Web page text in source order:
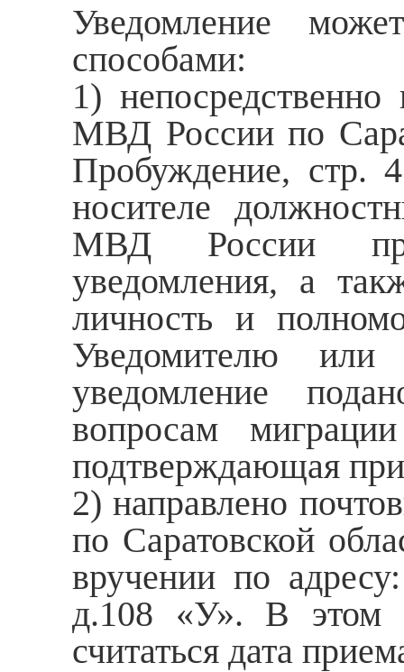
Уведомление
способами:
1)
МВД России по
Пробуждение, стр.
носителе
МВД России
уведомления, а
личность и
Уведомителю
уведомление
вопросам
подтверждающая
2) направлено
по Саратовской
вручении по
д.108 «У». В этом
считаться дата